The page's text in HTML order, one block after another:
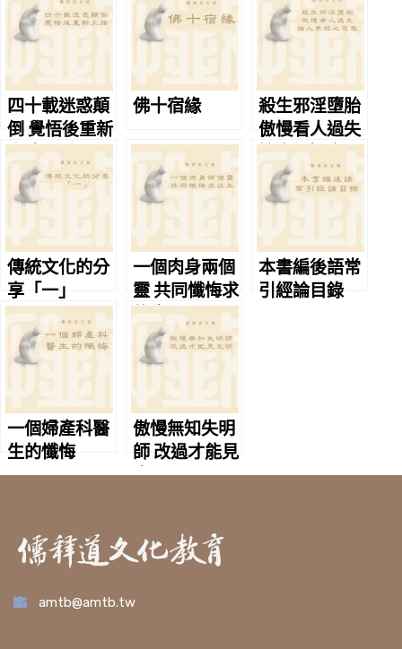
四十載迷惑顛
倒 覺悟後重新
上路
佛十宿緣
殺生邪淫墮胎
傲慢看人過失
論人長短之惡
報
傳統文化的分
享「一」
一個肉身兩個
靈 共同懺悔求
往生
本書編後語常
引經論目錄
一個婦產科醫
生的懺悔
傲慢無知失明
師 改過才能見
光明
amtb@amtb.tw